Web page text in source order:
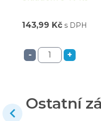
143,99 Kč s DPH
- +
Ostatní